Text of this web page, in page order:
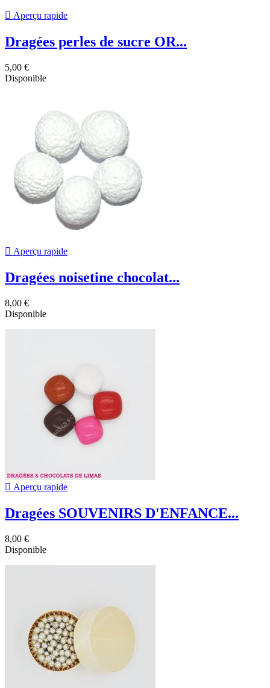
 Aperçu rapide
Dragées perles de sucre OR...
5,00 €
Disponible
 Aperçu rapide
Dragées noisetine chocolat...
8,00 €
Disponible
 Aperçu rapide
Dragées SOUVENIRS D'ENFANCE...
8,00 €
Disponible